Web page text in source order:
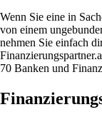
Wenn Sie eine in
von einem
nehmen Sie einfach
70 Banken und